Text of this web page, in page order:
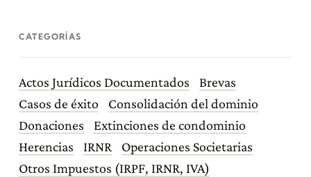
CATEGORÍAS
Actos Jurídicos Documentados
Brevas
Casos de éxito
Consolidación del dominio
Donaciones
Extinciones de condominio
Herencias
IRNR
Operaciones Societarias
Otros Impuestos (IRPF, IRNR, IVA)